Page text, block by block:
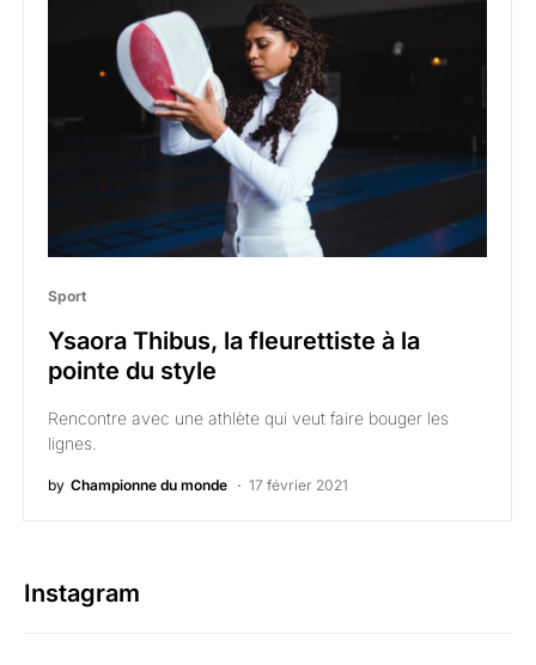
Sport
Ysaora Thibus, la fleurettiste à la
pointe du style
Rencontre avec une athlète qui veut faire bouger les
lignes.
by Championne du monde 17 février 2021
Instagram